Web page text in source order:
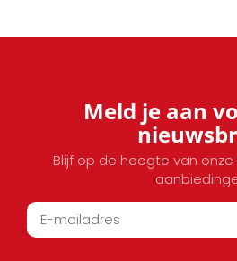
Meld je aan
Blijf op de hoogte van